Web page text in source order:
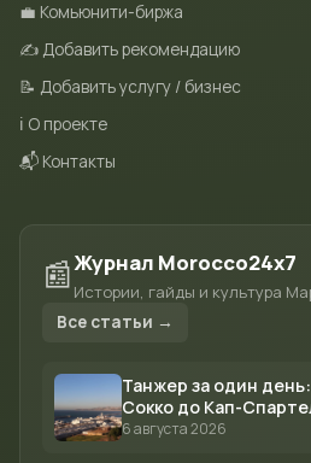
💼 Комьюнити-биржа
✍️ Добавить рекомендацию
📝 Добавить услугу / бизнес
ℹ️ О проекте
📬 Контакты
📰Журнал Morocco24x7
Истории, гайды и культура
Все статьи →
Танжер за один
Сокко до Кап-
6 августа 2026